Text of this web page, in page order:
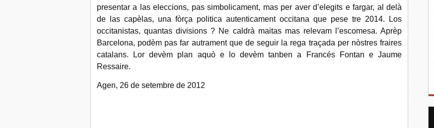
presentar a las eleccions, pas simbolicament, mas per aver d’elegits e fargar, al delà
de las capèlas, una fòrça politica autenticament occitana que pese tre 2014. Los
occitanistas, quantas divisions ? Ne caldrà maitas mas relevam l’escomesa. Aprèp
Barcelona, podèm pas far autrament que de seguir la rega traçada per nòstres fraires
catalans. Lor devèm plan aquò e lo devèm tanben a Francés Fontan e Jaume
Ressaire.
Agen, 26 de setembre de 2012